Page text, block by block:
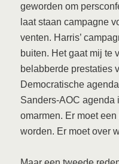
geworden om
laat staan campagne
venten. Harris’
buiten. Het gaat mij te
belabberde prestaties
Democratische
Sanders-AOC agenda
omarmen. Er moet
worden. Er moet over